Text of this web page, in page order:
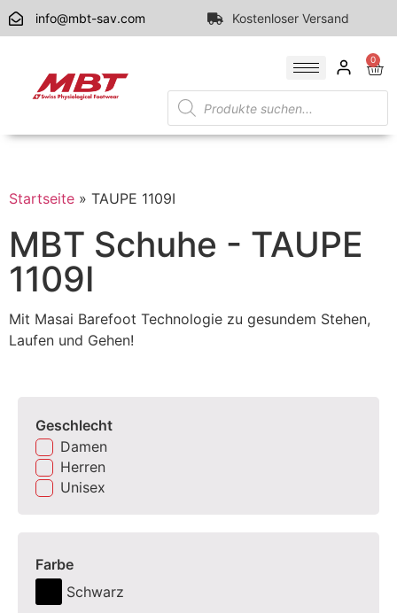
info@mbt-sav.com Kostenloser Versand
0
Startseite » TAUPE 1109I
MBT Schuhe - TAUPE
1109I
Mit Masai Barefoot Technologie zu gesundem Stehen,
Laufen und Gehen!
Geschlecht
Damen
Herren
Unisex
Farbe
Schwarz